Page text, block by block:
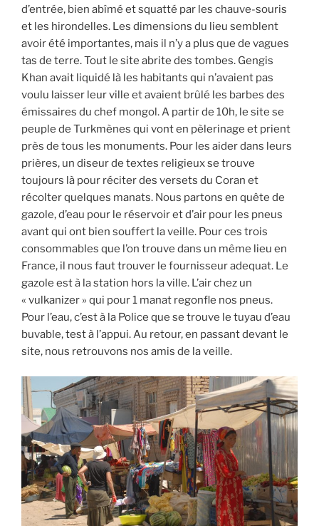
d’entrée, bien abîmé et squatté par les chauve-souris
et les hirondelles. Les dimensions du lieu semblent
avoir été importantes, mais il n’y a plus que de vagues
tas de terre. Tout le site abrite des tombes. Gengis
Khan avait liquidé là les habitants qui n’avaient pas
voulu laisser leur ville et avaient brûlé les barbes des
émissaires du chef mongol. A partir de 10h, le site se
peuple de Turkmènes qui vont en pèlerinage et prient
près de tous les monuments. Pour les aider dans leurs
prières, un diseur de textes religieux se trouve
toujours là pour réciter des versets du Coran et
récolter quelques manats. Nous partons en quête de
gazole, d’eau pour le réservoir et d’air pour les pneus
avant qui ont bien souffert la veille. Pour ces trois
consommables que l’on trouve dans un même lieu en
France, il nous faut trouver le fournisseur adequat. Le
gazole est à la station hors la ville. L’air chez un
« vulkanizer » qui pour 1 manat regonfle nos pneus.
Pour l’eau, c’est à la Police que se trouve le tuyau d’eau
buvable, test à l’appui. Au retour, en passant devant le
site, nous retrouvons nos amis de la veille.